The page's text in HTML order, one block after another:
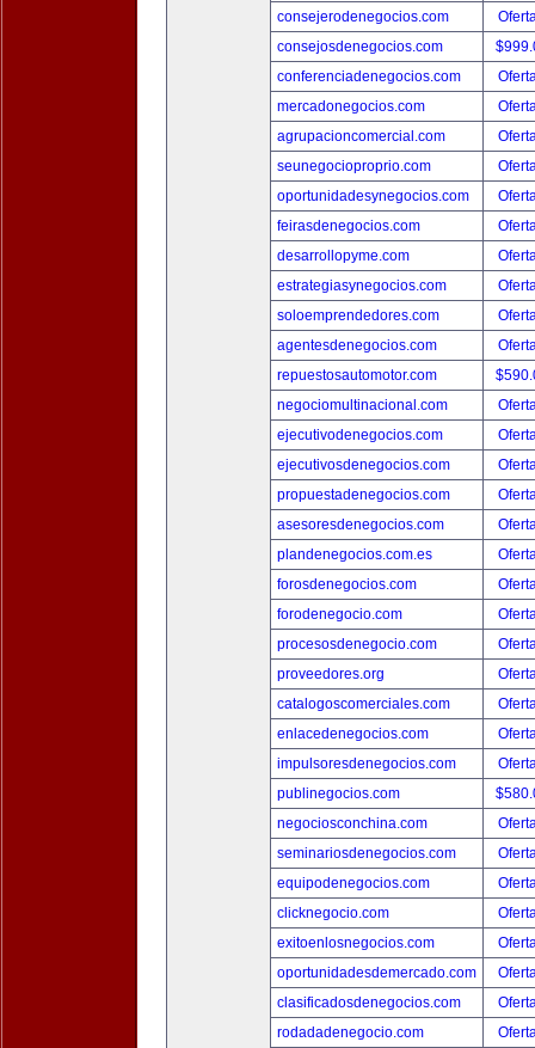
consejerodenegocios.com
consejosdenegocios.com
conferenciadenegocios.com
mercadonegocios.com
agrupacioncomercial.com
seunegocioproprio.com
oportunidadesynegocios.com
feirasdenegocios.com
desarrollopyme.com
estrategiasynegocios.com
soloemprendedores.com
agentesdenegocios.com
repuestosautomotor.com
negociomultinacional.com
ejecutivodenegocios.com
ejecutivosdenegocios.com
propuestadenegocios.com
asesoresdenegocios.com
plandenegocios.com.es
forosdenegocios.com
forodenegocio.com
procesosdenegocio.com
proveedores.org
catalogoscomerciales.com
enlacedenegocios.com
impulsoresdenegocios.com
publinegocios.com
negociosconchina.com
seminariosdenegocios.com
equipodenegocios.com
clicknegocio.com
exitoenlosnegocios.com
oportunidadesdemercado.com
clasificadosdenegocios.com
rodadadenegocio.com